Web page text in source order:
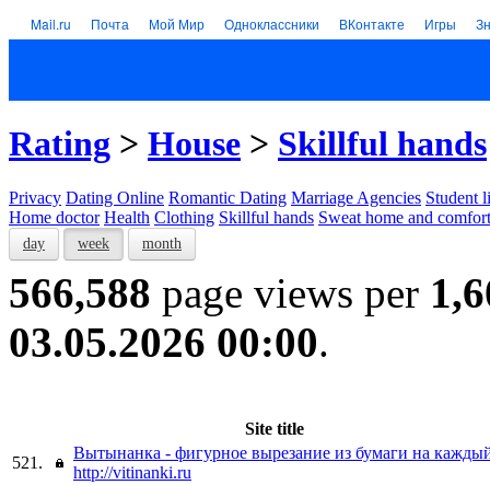
Mail.ru Почта Мой Мир Одноклассники ВКонтакте Игры
Rating > House > Skillful hands
Privacy Dating Online Romantic Dating Marriage Agencies Student
Home doctor Health Clothing Skillful hands Sweat home and comfort
day week month
566,588 page views per
03.05.2026 00:00.
Site title
521.
Вытынанка - фигурное вырезание из бумаги на
http://vitinanki.ru